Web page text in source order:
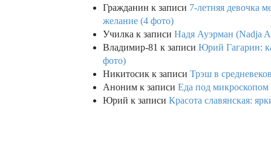
Гражданин к записи 7-летняя девочка
желание (4 фото)
Училка к записи Надя Ауэрман (Nadja
Владимир-81 к записи Юрий Гагарин:
фото)
Никитосик к записи Трэш в
Аноним к записи Еда под микроскопом
Юрий к записи Красота славянская: